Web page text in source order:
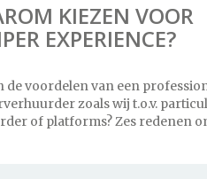
KIEZEN VOOR
EXPERIENCE?
de voordelen van een
zoals wij t.o.v.
of platforms? Zes redenen